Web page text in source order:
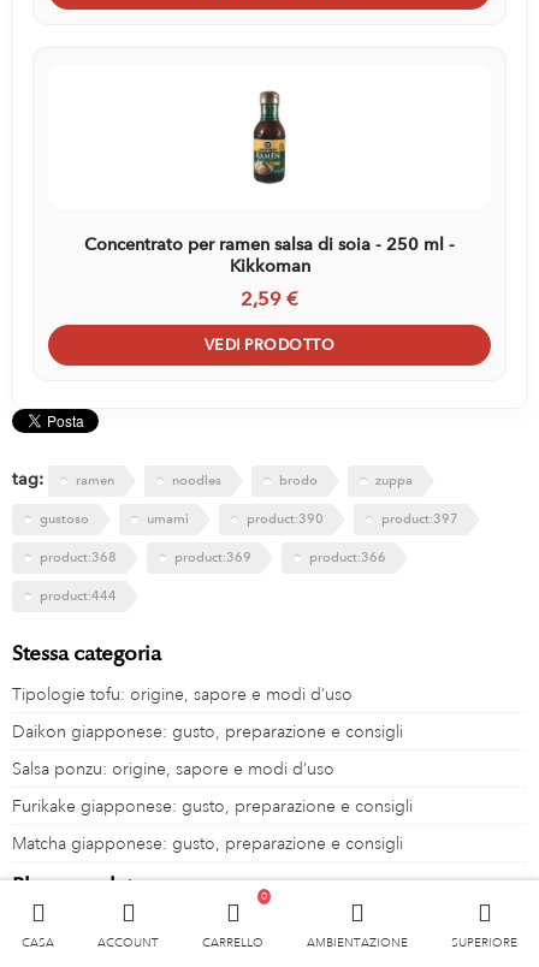
CASA ACCOUNT CARRELLO
0
AMBIENTAZIONE SUPERIORE
Concentrato per ramen salsa di soia - 250 ml -
Kikkoman
2,59 €
VEDI PRODOTTO
tag: ramen noodles brodo zuppa
gustoso umami product:390 product:397
product:368 product:369 product:366
product:444
Stessa categoria
Tipologie tofu: origine, sapore e modi d’uso
Daikon giapponese: gusto, preparazione e consigli
Salsa ponzu: origine, sapore e modi d’uso
Furikake giapponese: gusto, preparazione e consigli
Matcha giapponese: gusto, preparazione e consigli
Blog correlato
Ramen: un gustoso piatto giapponese